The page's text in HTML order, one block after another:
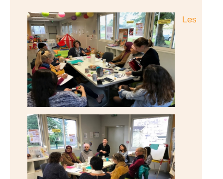
Les